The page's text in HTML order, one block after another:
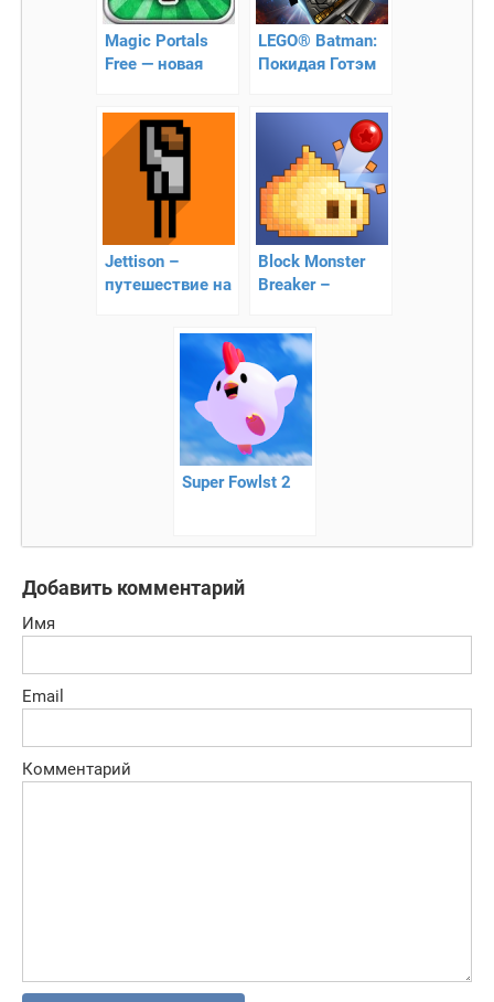
Magic Portals
Free — новая
LEGO® Batman:
Покидая Готэм
Jettison –
путешествие на
Block Monster
Breaker –
аркада
Super Fowlst 2
Добавить комментарий
Имя
Email
Комментарий